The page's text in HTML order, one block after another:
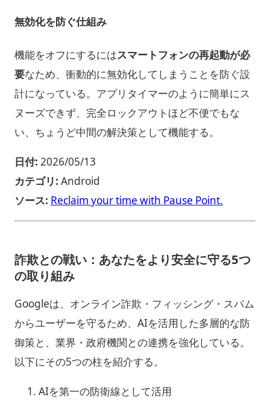
無効化を防ぐ仕組み
機能をオフにするにはスマートフォンの再起動が必
要なため、衝動的に無効化してしまうことを防ぐ設
計になっている。アプリタイマーのように簡単にス
ヌーズできず、完全ロックアウトほど不便でもな
い、ちょうど中間の解決策として機能する。
日付: 2026/05/13
カテゴリ: Android
ソース: Reclaim your time with Pause Point.
詐欺との戦い：あなたをより安全に守る5つ
の取り組み
Googleは、オンライン詐欺・フィッシング・スパム
からユーザーを守るため、AIを活用した多層的な防
御策と、業界・政府機関との連携を強化している。
以下にその5つの柱を紹介する。
AIを第一の防衛線として活用